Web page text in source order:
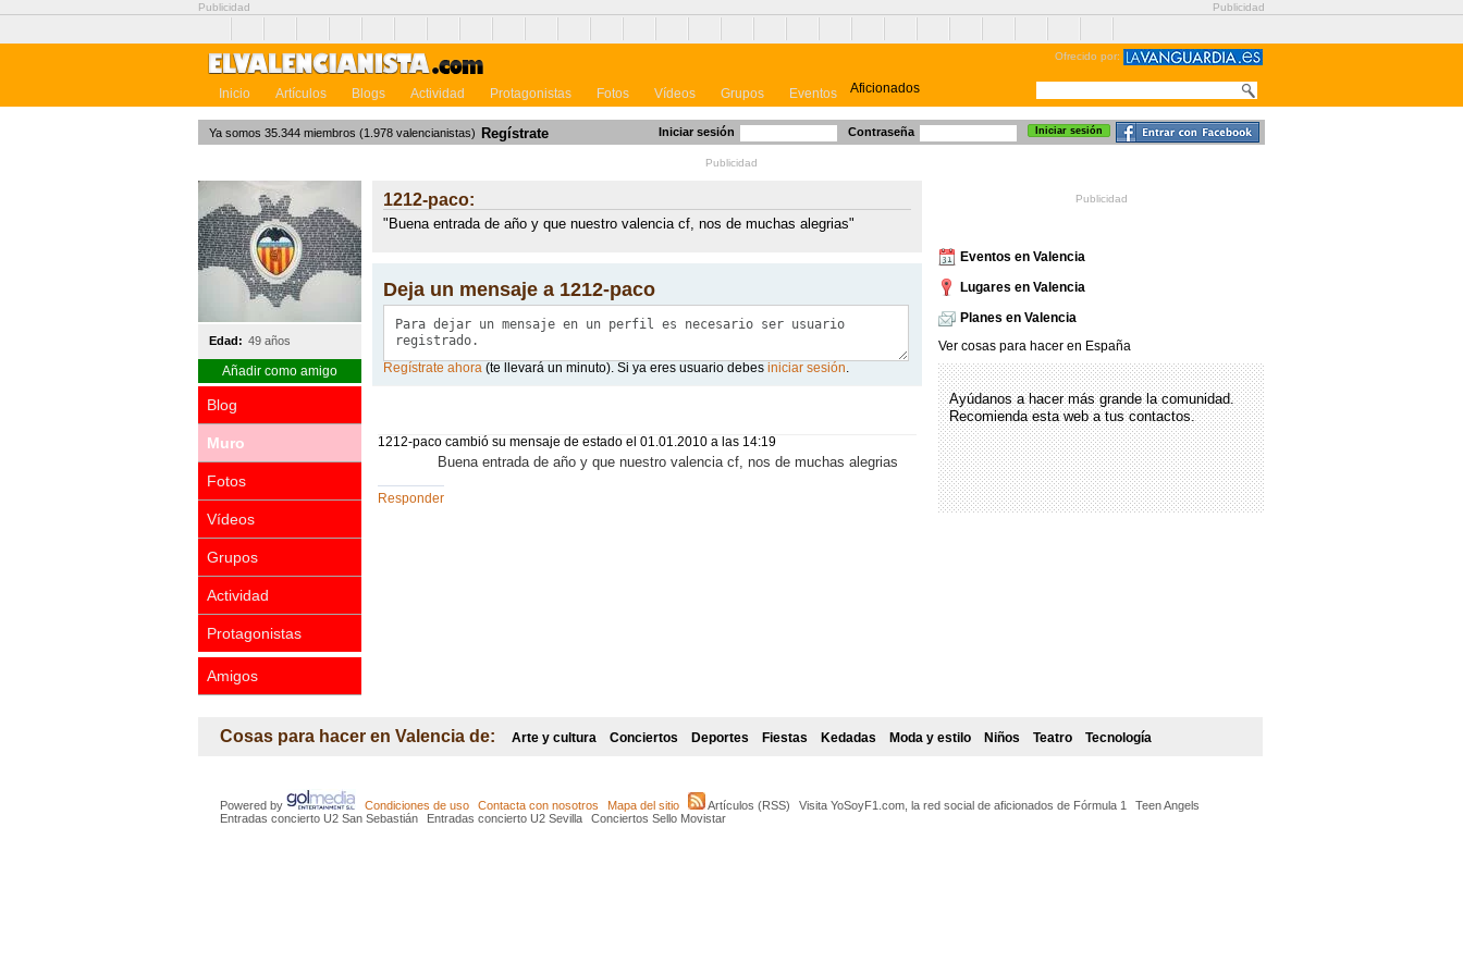
Publicidad Publicidad
Ofrecido por:
Aficionados
Inicio Artículos Blogs Actividad Protagonistas Fotos Vídeos Grupos Eventos
Iniciar sesión Contraseña
Ya somos 35.344 miembros (1.978 valencianistas) Regístrate
Publicidad
Edad: 49 años
Añadir como amigo
Blog
Muro
Fotos
Vídeos
Grupos
Actividad
Protagonistas
Amigos
1212-paco:
"Buena entrada de año y que nuestro valencia cf, nos de muchas alegrias"
Deja un mensaje a 1212-paco
Regístrate ahora (te llevará un minuto). Si ya eres usuario debes iniciar sesión
1212-paco cambió su mensaje de estado el 01.01.2010 a las 14:19
Buena entrada de año y que nuestro valencia cf, nos de muchas alegrias
Responder
Publicidad
Eventos en Valencia
Lugares en Valencia
Planes en Valencia
Ver cosas para hacer en España
Ayúdanos a hacer más grande la comunidad.
Recomienda esta web a tus contactos.
Cosas para hacer en Valencia de: Arte y cultura Conciertos Deportes Fiestas Kedadas Moda y estilo Niños Teatro Tecnología
Powered by Condiciones de uso Contacta con nosotros Mapa del sitio Artículos (RSS) Visita YoSoyF1.com, la red social de aficionados de Fórmula 1
Teen Angels
Entradas concierto U2 San Sebastián
Entradas concierto U2 Sevilla Conciertos Sello Movistar